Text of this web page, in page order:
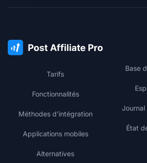
Tarifs
Fonctionnalités
Méthodes d'intégration
Applications mobiles
Alternatives
Base
État